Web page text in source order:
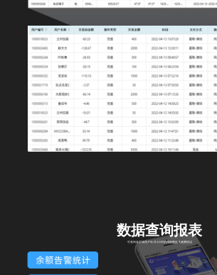
数据查询报表
可查询各区域用户年/月/日/时的用能数据及缴费情况